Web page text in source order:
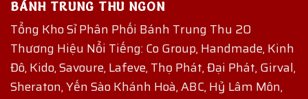
BÁNH TRUNG THU NGON
Tổng Kho Sỉ Phân Phối Bánh Trung Thu 20
Thương Hiệu Nổi Tiếng: Co Group, Handmade, Kinh
Đô, Kido, Savoure, Lafeve, Thọ Phát, Đại Phát, Girval,
Sheraton, Yến Sào Khánh Hoà, ABC, Hỷ Lâm Môn,